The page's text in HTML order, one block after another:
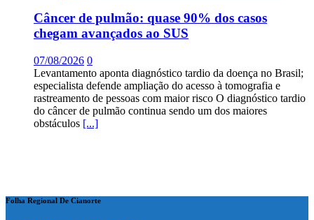
Câncer de pulmão: quase 90% dos casos
chegam avançados ao SUS
07/08/2026 0
Levantamento aponta diagnóstico tardio da doença no Brasil;
especialista defende ampliação do acesso à tomografia e
rastreamento de pessoas com maior risco O diagnóstico tardio
do câncer de pulmão continua sendo um dos maiores
obstáculos [...]
Folha Regional De Cianorte